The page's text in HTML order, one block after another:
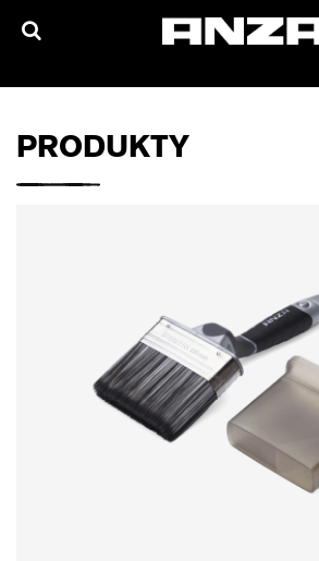
GDZIE KUPIĆ?
PRODUKTY